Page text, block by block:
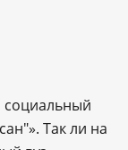
социальный
Так ли на